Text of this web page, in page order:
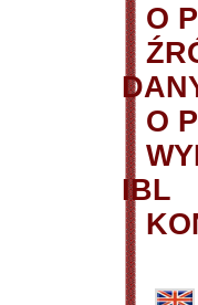
O
O
IBL